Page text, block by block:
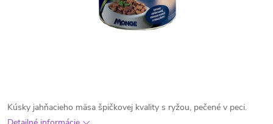
Kúsky jahňacieho mäsa špičkovej kvality s ryžou, pečené v peci.